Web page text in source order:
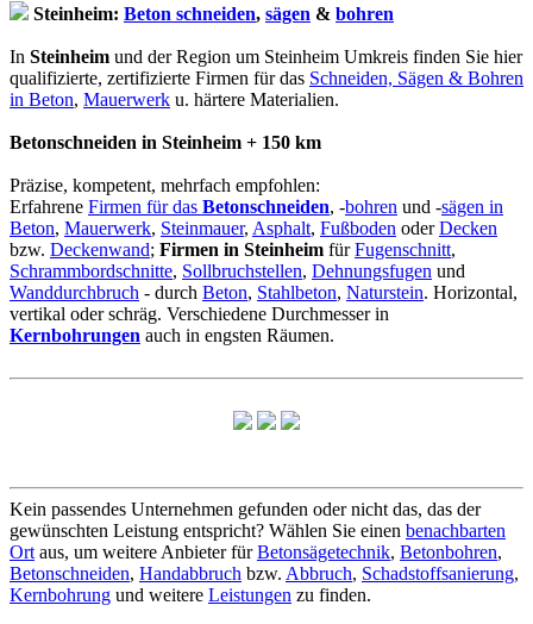
Steinheim: Beton schneiden, sägen & bohren
In Steinheim und der Region um Steinheim Umkreis finden Sie hier
qualifizierte, zertifizierte Firmen für das Schneiden, Sägen & Bohren
in Beton, Mauerwerk u. härtere Materialien.
Betonschneiden in Steinheim + 150 km
Präzise, kompetent, mehrfach empfohlen:
Erfahrene Firmen für das Betonschneiden, -bohren und -sägen in
Beton, Mauerwerk, Steinmauer, Asphalt, Fußboden oderDecken
bzw. Deckenwand; Firmen in Steinheim fürFugenschnitt,
Schrammbordschnitte, Sollbruchstellen, Dehnungsfugen und
Wanddurchbruch - durch Beton, Stahlbeton, Naturstein. Horizontal,
vertikal oder schräg. Verschiedene Durchmesser in
Kernbohrungen auch in engsten Räumen.
Kein passendes Unternehmen gefunden oder nicht das, das der
gewünschten Leistung entspricht? Wählen Sie einen benachbarten
Ort aus, um weitere Anbieter fürBetonsägetechnik, Betonbohren,
Betonschneiden, Handabbruch bzw. Abbruch, Schadstoffsanierung,
Kernbohrung und weitere Leistungen zu finden.